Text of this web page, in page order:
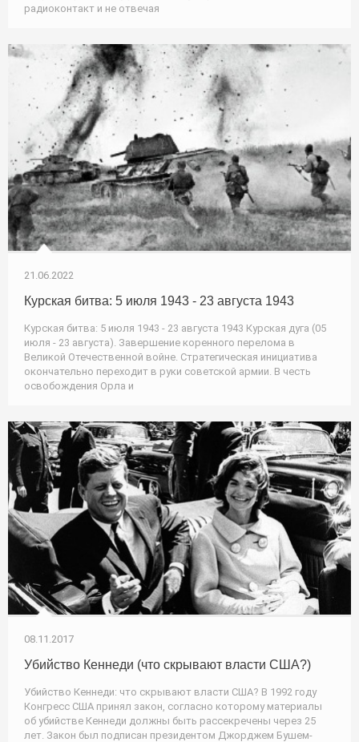
радиоконтакт и не отвечая
21.06.2022
Курская битва: 5 июля 1943 - 23 августа 1943
Курская битва: 5 июля 1943 - 23 августа 1943 Курская дуга (05
июля - 23 августа). Завершение коренного перелома в
Великой Отечественной войне. Стратегическая инициатива
окончательно переходит в руки советской армии. В честь
освобождения Орла и
08.11.2017
Убийство Кеннеди (что скрывают власти США?)
Убийство Кеннеди: что скрывают власти США? В 1992 году
Конгресс США принял закон, согласно которому материалы
об убийстве Кеннеди должны быть рассекречены через 25
лет. Закон был подписан президентом Джорджем Бушем-